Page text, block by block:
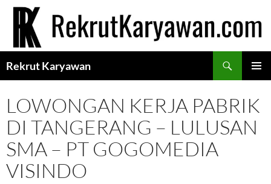
Langsung
Rekrut Karyawan
LOWONGAN KERJA PABRIK
DI TANGERANG – LULUSAN
SMA – PT GOGOMEDIA
VISINDO